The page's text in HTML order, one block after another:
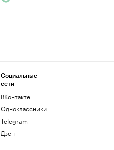
Социальные
сети
ВКонтакте
Одноклассники
Telegram
Дзен